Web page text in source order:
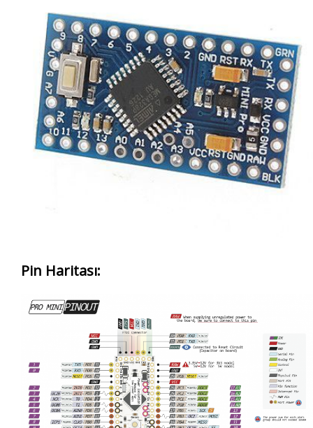
Pin Haritası: